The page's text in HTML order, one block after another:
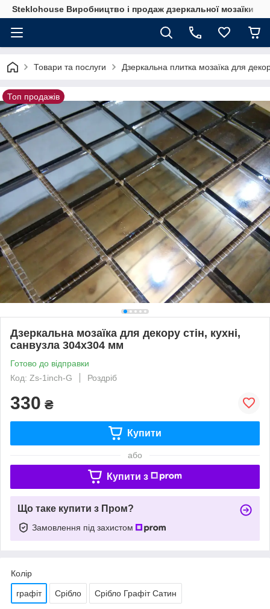
Steklohouse Виробництво і продаж дзеркальної мозаїки
Товари та послуги Дзеркальна плитка мозаїка для
Топ продажів
Дзеркальна мозаїка для декору стін, кухні,
санвузла 304х304 мм
Готово до відправки
Код: Zs-1inch-G
Роздріб
330 ₴
Купити
або
Купити з
Що таке купити з Пром?
Замовлення під захистом
Колір
графіт Срібло Срібло Графіт Сатин